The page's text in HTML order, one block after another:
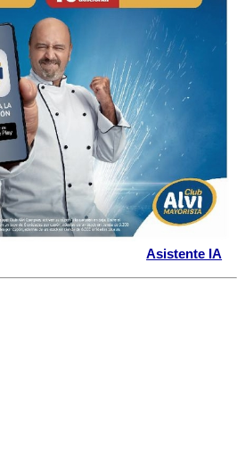
Asistente IA